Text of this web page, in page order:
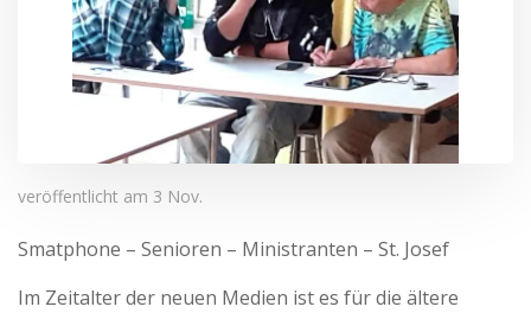
veröffentlicht am 3 Nov.
Smatphone – Senioren – Ministranten – St. Josef
Im Zeitalter der neuen Medien ist es für die ältere